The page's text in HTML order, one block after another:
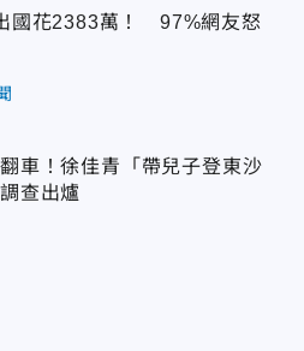
國花2383萬！ 97%網友怒
車！徐佳青「帶兒子登東沙
查出爐